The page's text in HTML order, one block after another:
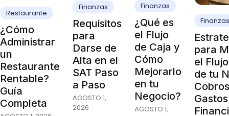
Restaurante
¿Cómo
Administrar
un
Restaurante
Rentable?
Guía
Completa
Finanzas
Requisitos
para
Darse de
Alta en el
SAT Paso
a Paso
AGOSTO 1,
2026
Finanzas
¿Qué es
el Flujo
de Caja y
Cómo
Mejorarlo
en tu
Negocio?
AGOSTO 1,
Finanzas
para
el
de tu